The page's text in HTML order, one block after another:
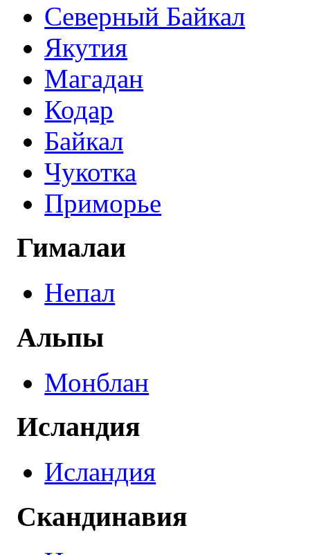
Северный Байкал
Якутия
Магадан
Кодар
Байкал
Чукотка
Приморье
Гималаи
Непал
Альпы
Монблан
Исландия
Исландия
Скандинавия